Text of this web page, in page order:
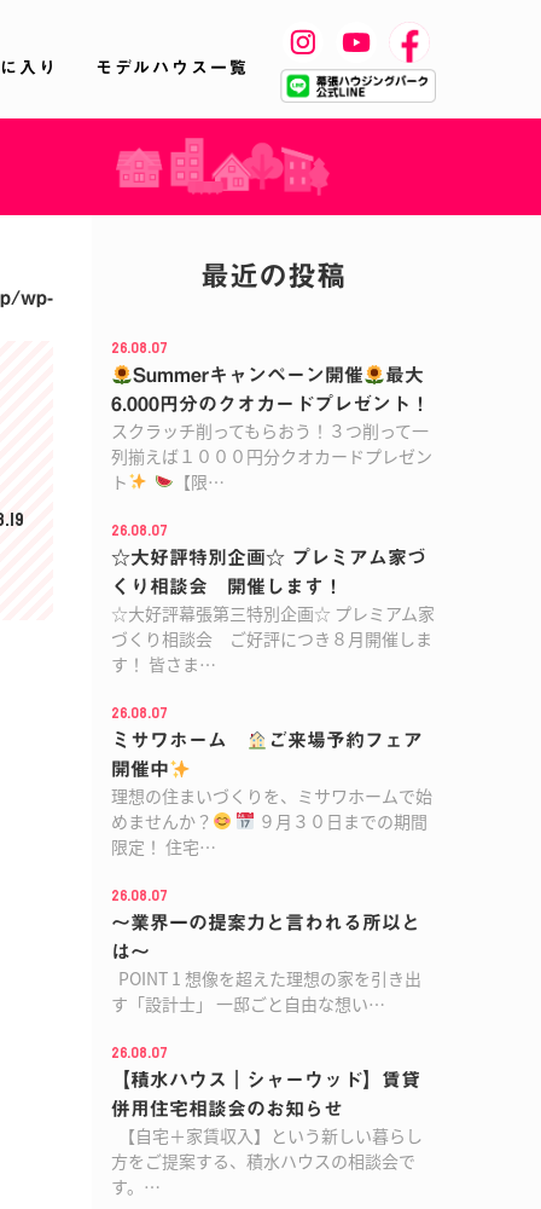
モデルハウス一覧
入り
wp-
最近の投稿
26.08.07
Summerキャンペーン開催
最大
6.000円分のクオカードプレゼント！
スクラッチ削ってもらおう！３つ削って一
列揃えば１０００円分クオカードプレゼン
ト
【限…
26.08.07
☆大好評特別企画☆ プレミアム家づ
くり相談会 開催します！
☆大好評幕張第三特別企画☆ プレミアム家
づくり相談会 ご好評につき８月開催しま
す！ 皆さま…
26.08.07
ミサワホーム
ご来場予約フェア
開催中
理想の住まいづくりを、ミサワホームで始
めませんか？
９月３０日までの期間
限定！ 住宅…
26.08.07
～業界一の提案力と言われる所以と
は～
POINT 1 想像を超えた理想の家を引き出
す「設計士」 一邸ごと自由な想い…
26.08.07
【積水ハウス｜シャーウッド】賃貸
併用住宅相談会のお知らせ
【自宅＋家賃収入】という新しい暮らし
方をご提案する、積水ハウスの相談会で
す。…